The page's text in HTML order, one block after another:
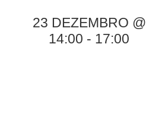
23 DEZEMBRO @
14:00 - 17:00